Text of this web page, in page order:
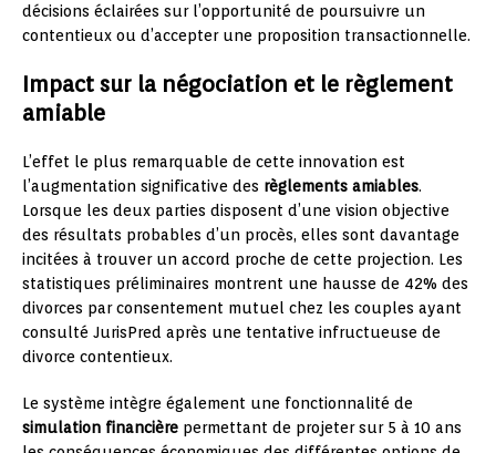
décisions éclairées sur l’opportunité de poursuivre un
contentieux ou d’accepter une proposition transactionnelle.
Impact sur la négociation et le règlement
amiable
L’effet le plus remarquable de cette innovation est
l’augmentation significative des règlements amiables.
Lorsque les deux parties disposent d’une vision objective
des résultats probables d’un procès, elles sont davantage
incitées à trouver un accord proche de cette projection. Les
statistiques préliminaires montrent une hausse de 42% des
divorces par consentement mutuel chez les couples ayant
consulté JurisPred après une tentative infructueuse de
divorce contentieux.
Le système intègre également une fonctionnalité de
simulation financière permettant de projeter sur 5 à 10 ans